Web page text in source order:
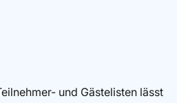
und Gästelisten lässt